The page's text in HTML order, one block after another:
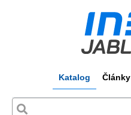
Katalog Články